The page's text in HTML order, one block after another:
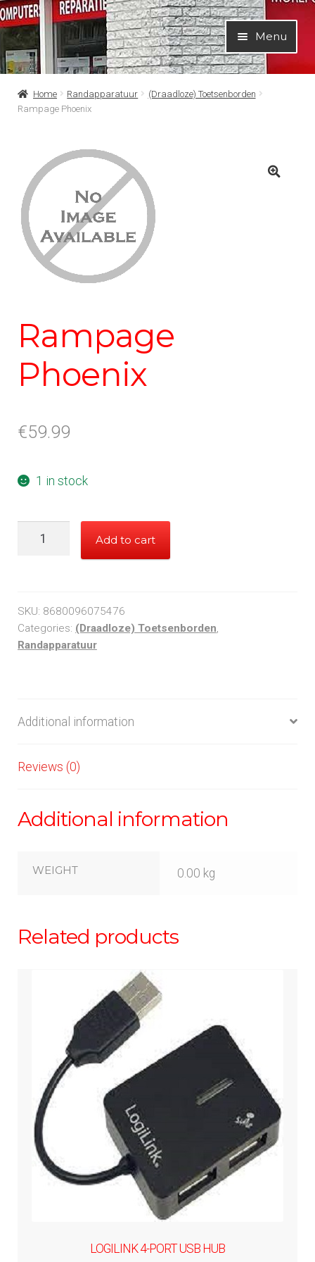
Ga
door
naar
navigatie
Ga
naar
de
inhoud
Menu
Home Randapparatuur
(Draadloze) Toetsenborden
Rampage Phoenix
Rampage
Phoenix
€59.99
1 in stock
Add to cart
SKU: 8680096075476
Categories: (Draadloze) Toetsenborden,
Randapparatuur
Additional information
Reviews (0)
Additional information
WEIGHT 0.00 kg
Related products
LOGILINK 4-PORT USB HUB